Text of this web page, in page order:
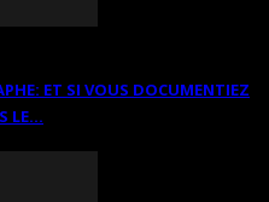
ET SI VOUS DOCUMENTIEZ
LE…